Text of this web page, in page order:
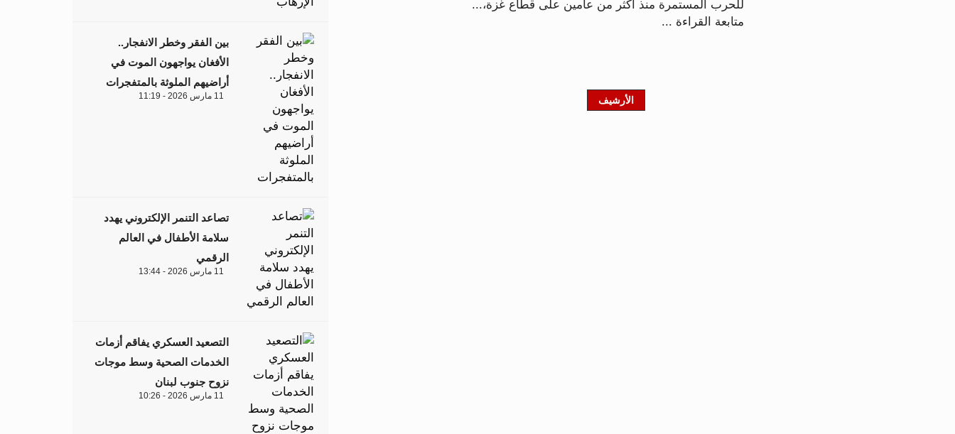
للحرب المستمرة منذ أكثر من عامين على قطاع غزة،...
متابعة القراءة ...
الأرشيف
بين الفقر وخطر الانفجار..
الأفغان يواجهون الموت في
أراضيهم الملوثة بالمتفجرات
11 مارس 2026 - 11:19
تصاعد التنمر الإلكتروني يهدد
سلامة الأطفال في العالم
الرقمي
11 مارس 2026 - 13:44
التصعيد العسكري يفاقم أزمات
الخدمات الصحية وسط موجات
نزوح جنوب لبنان
11 مارس 2026 - 10:26